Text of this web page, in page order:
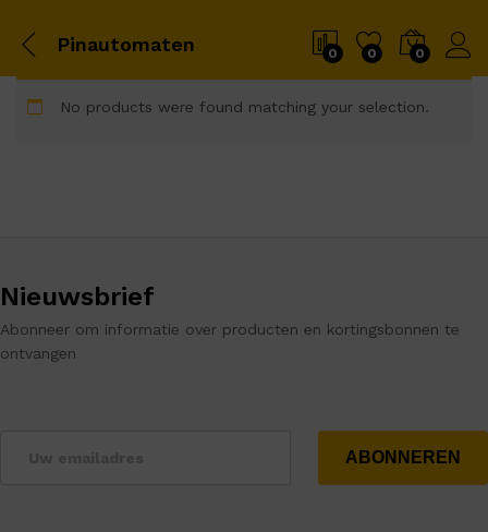
Pinautomaten 0 0 0
No products were found matching your selection.
Nieuwsbrief
Abonneer om informatie over producten en kortingsbonnen te
ontvangen